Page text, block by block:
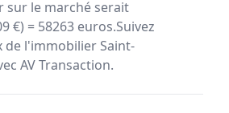
sur le marché serait
€) = 58263 euros.Suivez
de l'immobilier Saint-
AV Transaction.